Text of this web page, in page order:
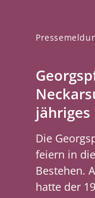
jähriges
Die
feiern in
Bestehen.
hatte der